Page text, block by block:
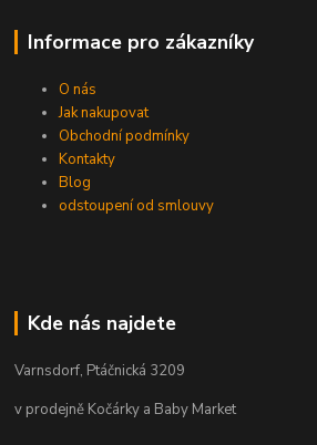
Informace pro zákazníky
O nás
Jak nakupovat
Obchodní podmínky
Kontakty
Blog
odstoupení od smlouvy
Kde nás najdete
Varnsdorf, Ptáčnická 3209
v prodejně Kočárky a Baby Market